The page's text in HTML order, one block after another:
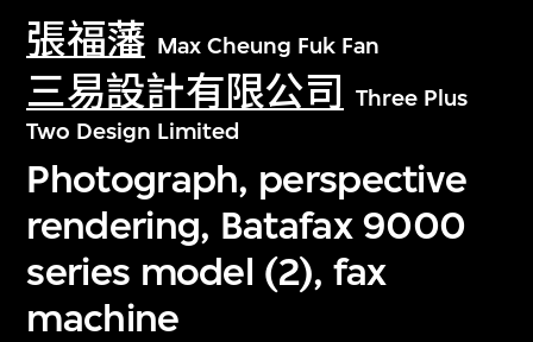
張福藩 Max Cheung Fuk Fan
三易設計有限公司
Three Plus
Two Design Limited
Photograph, perspective
rendering, Batafax 9000
series model (2), fax
machine
文化藏品。